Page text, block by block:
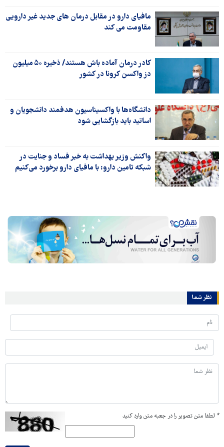
مافیای دارو در مقابل درمان های جدید غیر دارویی
مقاومت می کند
کادر درمان آماده باش هستند/ ذخیره ۵۰ میلیون
دز واکسن کرونا در کشور
دانشگاه‌ها با واکسیناسیون هدفمند دانشجویان و
اساتید باید بازگشایی شود
واکنش وزیر بهداشت به خبر فساد و جنایت در
شبکه تامین دارو: با مافیای دارو برخورد می‌کنیم
نظر شما
* لطفا متن تصویر را در جعبه متن وارد کنید